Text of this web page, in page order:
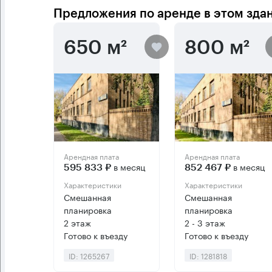
Предложения по аренде в этом
650 м²
Арендная плата
595 833 ₽ в месяц
Характеристики
Смешанная
планировка
2 этаж
Готово к въезду
ID: 1265267
800 м²
Арендная плата
852 467 ₽в месяц
Характеристики
Смешанная
планировка
2 - 3 этаж
Готово к въезду
ID: 1281818